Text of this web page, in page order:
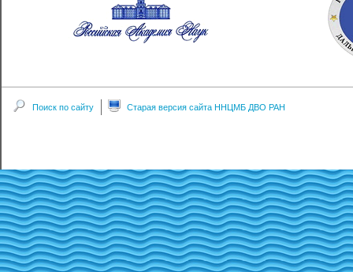
Поиск по сайту Старая версия сайта ННЦМБ ДВО РАН